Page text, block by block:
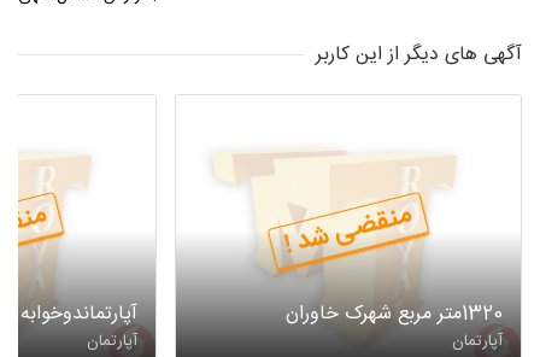
آگهی های دیگر از این کاربر
منقضی شد !
1320متر مربع شهرک خاوران
آپارتمان
آپارتمان